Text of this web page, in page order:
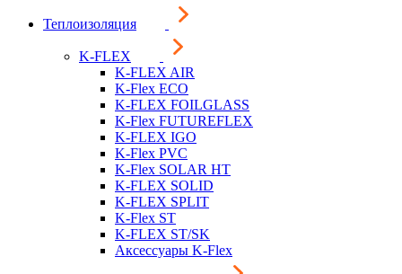
Теплоизоляция
K-FLEX
K-FLEX AIR
K-Flex ECO
K-FLEX FOILGLASS
K-Flex FUTUREFLEX
K-FLEX IGO
K-Flex PVC
K-Flex SOLAR HT
K-FLEX SOLID
K-FLEX SPLIT
K-Flex ST
K-FLEX ST/SK
Аксессуары K-Flex